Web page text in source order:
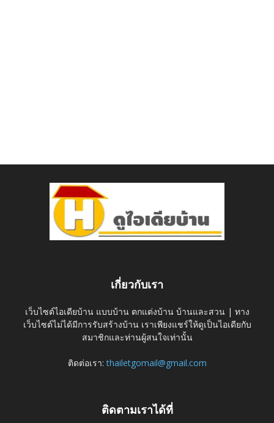
เกี่ยวกับเรา
เว็บไซต์ไอเดียบ้าน แบบบ้าน ตกแต่งบ้าน บ้านและสวน | ทาง
เว็บไซต์ไม่ได้มีการรับสร้างบ้าน เราเพียงแชร์ให้ดูเป็นไอเดียกับ
สมาชิกและท่านผู้สนใจเท่านั้น
ติดต่อเรา:thailetgomail@gmail.com
ติดตามเราได้ที่